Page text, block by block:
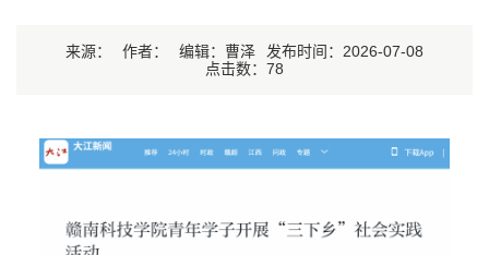
来源： 作者： 编辑：曹泽
发布时间：2026-07-08
点击数： 78